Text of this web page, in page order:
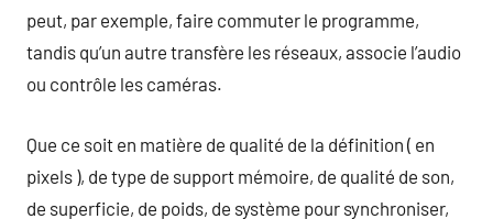
peut, par exemple, faire commuter le programme,
tandis qu’un autre transfère les réseaux, associe l’audio
ou contrôle les caméras.
Que ce soit en matière de qualité de la définition ( en
pixels ), de type de support mémoire, de qualité de son,
de superficie, de poids, de système pour synchroniser,